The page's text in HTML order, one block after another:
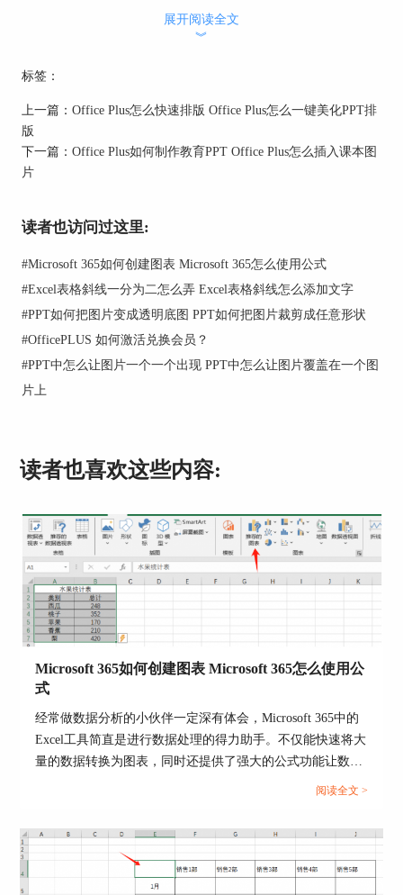
2、点击模板进行预览，查看PPT模板中的整体布局
和色彩搭配是否符合自己的需求，在OfficePLUS中
有主题库、单页库、关系图、形状图标、插图、图
3、点击模板中的【创建】选项，将模板模板快速
具有视觉冲击力，如果不满意模板中的字体，选中
要修改的文本，点击【字体】选项卡，在字体样式
下拉框中，选择喜欢的字体样式，比如华文新魏，
就可以完成字体的修改。
4、想统一调整PPT中的字体样式，但面对多页的演
示文稿，一页一页地修改显然会耗费大量的时间，
展开阅读全文
︾
标签：
上一篇： Office Plus怎么快速排版 Office Plus怎么一键美化PPT排
版
下一篇： Office Plus如何制作教育PPT Office Plus怎么插入课本图
片
读者也访问过这里:
#Microsoft 365如何创建图表 Microsoft 365怎么使用公式
#Excel表格斜线一分为二怎么弄 Excel表格斜线怎么添加文字
#PPT如何把图片变成透明底图 PPT如何把图片裁剪成任意形状
#OfficePLUS 如何激活兑换会员？
#PPT中怎么让图片一个一个出现 PPT中怎么让图片覆盖在一个图
片上
读者也喜欢这些内容:
Microsoft 365如何创建图表 Microsoft 365怎么使用公
式
经常做数据分析的小伙伴一定深有体会，Microsoft 365中的
Excel工具简直是进行数据处理的得力助手。不仅能快速将大
量的数据转换为图表，同时还提供了强大的公式功能让数据
处理效率大大提升。今天，我们就来说一下Microsoft 365如
阅读全文 >